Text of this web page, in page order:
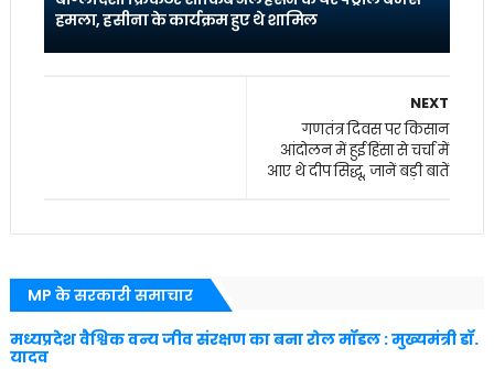
हमला, हसीना के कार्यक्रम हुए थे शामिल
NEXT
गणतंत्र दिवस पर किसान
आंदोलन में हुई हिंसा से चर्चा में
आए थे दीप सिद्धू, जानें बड़ी बातें
MP के सरकारी समाचार
मध्यप्रदेश वैश्विक वन्य जीव संरक्षण का बना रोल मॉडल : मुख्यमंत्री डॉ.
यादव